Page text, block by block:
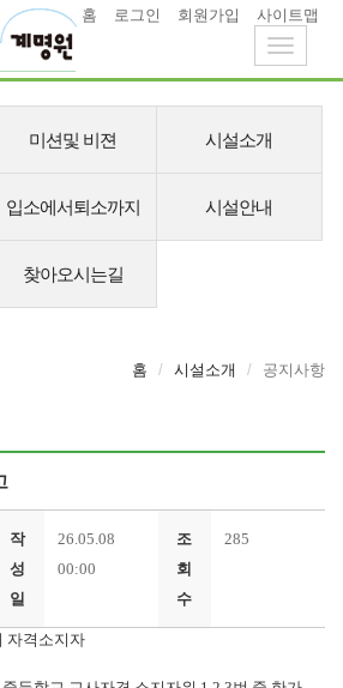
홈 로그인 회원가입
사이트맵
Toggle
미션및 비젼 시설소개
입소에서퇴소까지 시설안내
찾아오시는길
홈 시설소개 공지사항
작
성
일
26.05.08
00:00
조
회
수
285
자격소지자